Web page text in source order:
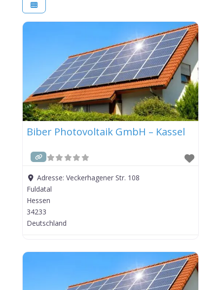
Biber Photovoltaik GmbH – Kassel
Adresse:Veckerhagener Str. 108
Fuldatal
Hessen
34233
Deutschland